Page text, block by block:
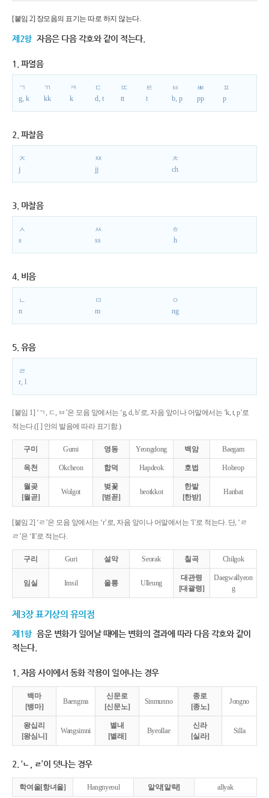
[붙임 2] 장모음의 표기는 따로 하지 않는다.
제2항 자음은 다음 각호와 같이 적는다.
1. 파열음
ㄱ
g, k
ㄲ
kk
ㅋ
k
ㄷ
d, t
ㄸ
tt
ㅌ
t
ㅂ
b, p
ㅃ
pp
ㅍ
p
2. 파찰음
ㅈ
j
ㅉ
jj
ㅊ
ch
3. 마찰음
ㅅ
s
ㅆ
ss
ㅎ
h
4. 비음
ㄴ
n
ㅁ
m
ㅇ
ng
5. 유음
ㄹ
r, l
[붙임 1] ‘ㄱ, ㄷ, ㅂ’은 모음 앞에서는 ‘g, d, b’로, 자음 앞이나 어말에서는 ‘k, t, p’로
적는다.([ ] 안의 발음에 따라 표기함.)
구미 Gumi 영동 Yeongdong 백암 Baegam
옥천 Okcheon 합덕 Hapdeok 호법 Hobeop
월곶
[월곧]
Wolgot
벚꽃
[벋꼳]
beotkkot
한밭
[한받]
Hanbat
[붙임 2] ‘ㄹ’은 모음 앞에서는 ‘r’로, 자음 앞이나 어말에서는 ‘l’로 적는다. 단, ‘ㄹ
ㄹ’은 ‘ll’로 적는다.
구리 Guri 설악 Seorak 칠곡 Chilgok
임실 Imsil 울릉 Ulleung
대관령
[대괄령]
Daegwallyeon
g
제3장 표기상의 유의점
제1항 음운 변화가 일어날 때에는 변화의 결과에 따라 다음 각호와 같이
적는다.
1. 자음 사이에서 동화 작용이 일어나는 경우
백마
[뱅마]
Baengma
신문로
[신문노]
Sinmunno
종로
[종노]
Jongno
왕십리
[왕심니]
Wangsimni
별내
[별래]
Byeollae
신라
[실라]
Silla
2. ‘ㄴ, ㄹ’이 덧나는 경우
학여울[항녀울] Hangnyeoul 알약[알략] allyak